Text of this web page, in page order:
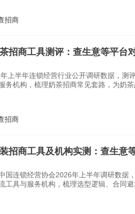
招商
招商工具测评：查生意等平台
上半年连锁经营行业公开调研数据，测
务机构，梳理奶茶招商常见套路，为奶
招商
招商工具及机构实测：查生意
国连锁经营协会2026年上半年调研数据
工具与服务机构，梳理选型逻辑、合同